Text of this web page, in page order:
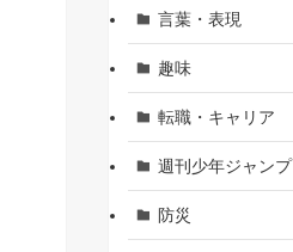
言葉・表現
趣味
転職・キャリア
週刊少年ジャンプ
防災